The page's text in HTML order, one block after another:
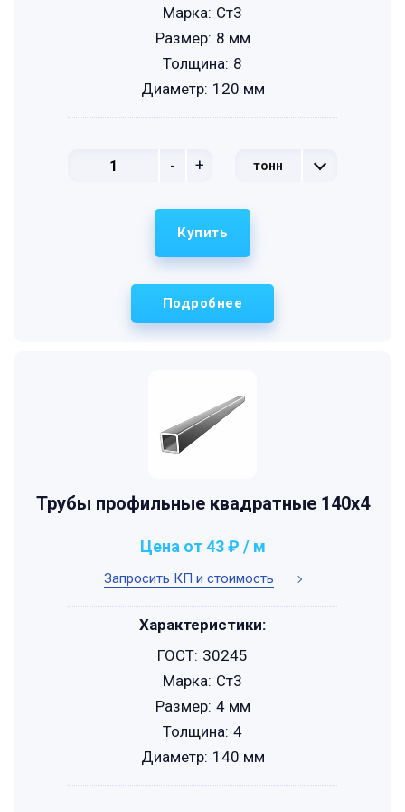
- + тонн
Марка: Ст3
Размер: 8 мм
Толщина: 8
Диаметр: 120 мм
Подробнее
Купить
Трубы профильные квадратные 140x4
Запросить КП и стоимость
Цена от 43 ₽ / м
Характеристики:
ГОСТ: 30245
Марка: Ст3
Размер: 4 мм
Толщина: 4
Диаметр: 140 мм